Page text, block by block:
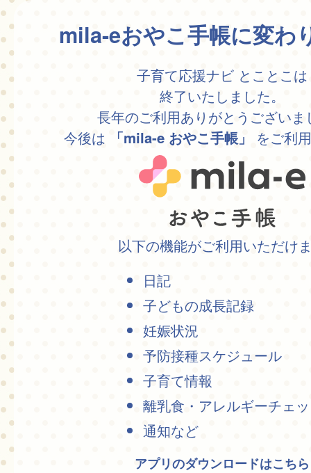
mila-eおやこ手帳に変わ
子育て応援ナビ とことこは
終了いたしました。
長年のご利用ありがとうございま
今後は
「mila-e おやこ手帳」 をご利
以下の機能がご利用いただけ
日記
子どもの成長記録
妊娠状況
予防接種スケジュール
子育て情報
離乳食・アレルギーチェ
通知など
アプリのダウンロードはこちら